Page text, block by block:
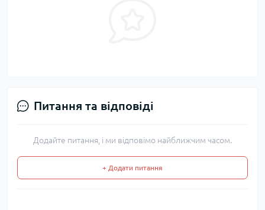
Питання та відповіді
Додайте питання, і ми відповімо найближчим часом.
+ Додати питання